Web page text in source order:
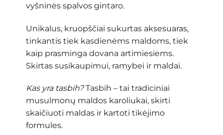
vyšninės spalvos gintaro.
Unikalus, kruopščiai sukurtas aksesuaras,
tinkantis tiek kasdienėms maldoms, tiek
kaip prasminga dovana artimiesiems.
Skirtas susikaupimui, ramybei ir maldai.
Kas yra tasbih?Tasbih – tai tradiciniai
musulmonų maldos karoliukai, skirti
skaičiuoti maldas ir kartoti tikėjimo
formules.